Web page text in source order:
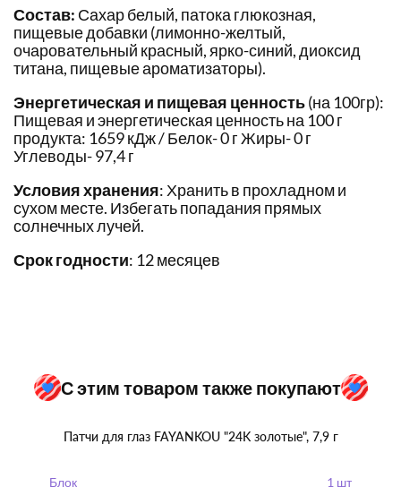
Состав: Сахар белый, патока глюкозная,
пищевые добавки (лимонно-желтый,
очаровательный красный, ярко-синий, диоксид
титана, пищевые ароматизаторы).
Энергетическая и пищевая ценность(на 100гр):
Пищевая и энергетическая ценность на 100 г
продукта: 1659 кДж / Белок- 0 г Жиры- 0 г
Углеводы- 97,4 г
Условия хранения: Хранить в прохладном и
сухом месте. Избегать попадания прямых
солнечных лучей.
Срок годности: 12 месяцев
С этим товаром также покупают
Патчи для глаз FAYANKOU "24K золотые", 7,9 г
Блок 1 шт